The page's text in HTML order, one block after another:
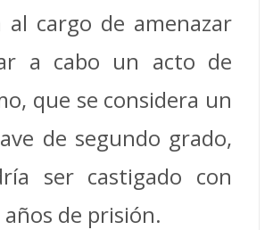
cargo de amenazar
a cabo un acto de
que se considera un
de segundo grado,
ser castigado con
de prisión.